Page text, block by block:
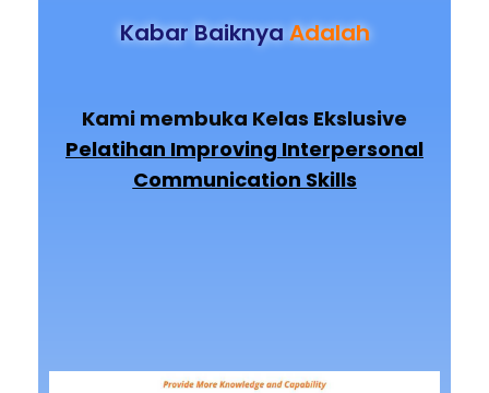
Kabar BaiknyaAdalah
Kami membuka Kelas Ekslusive
Pelatihan Improving Interpersonal
Communication Skills